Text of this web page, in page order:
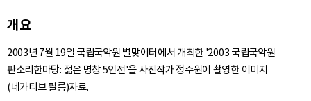
개요
2003년 7월 19일 국립국악원 별맞이터에서 개최한 '2003 국립국악원
판소리한마당: 젊은 명창 5인전'을 사진작가 정주원이 촬영한 이미지
(네가티브 필름)자료.